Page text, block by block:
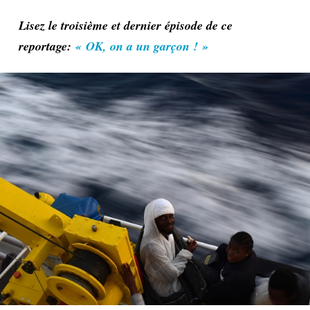
Lisez le troisième et dernier épisode de ce
reportage: « OK, on a un garçon ! »